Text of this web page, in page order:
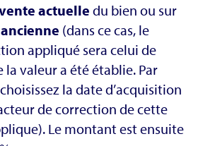
actuelle du bien ou sur
(dans ce cas, le
appliqué sera celui de
la valeur a été établie. Par
la date d’acquisition
de correction de cette
Le montant est ensuite